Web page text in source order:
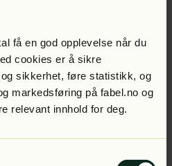
få en god opplevelse når du
cookies er å sikre
sikkerhet, føre statistikk, og
markedsføring på fabel.no og
relevant innhold for deg.